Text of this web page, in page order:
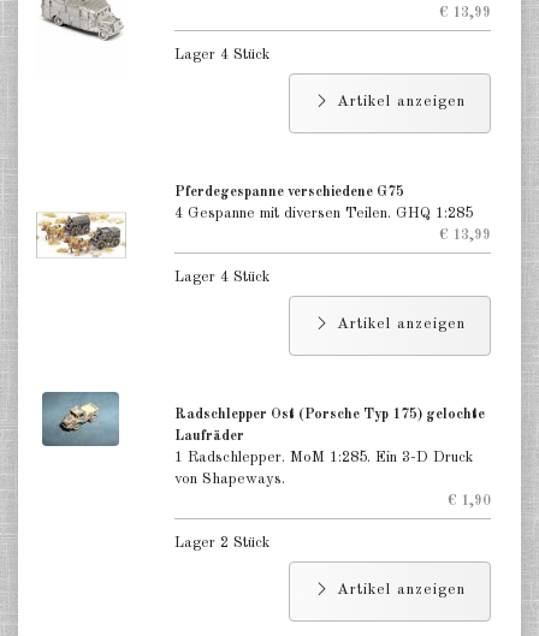
€ 13,99
Lager 4 Stück
Artikel anzeigen
Pferdegespanne verschiedene G75
4 Gespanne mit diversen Teilen. GHQ 1:285
€ 13,99
Lager 4 Stück
Artikel anzeigen
Radschlepper Ost (Porsche Typ 175) gelochte
Laufräder
1 Radschlepper. MoM 1:285. Ein 3-D Druck
von Shapeways.
€ 1,90
Lager 2 Stück
Artikel anzeigen